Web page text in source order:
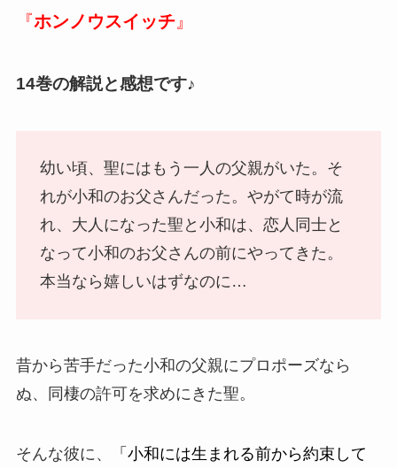
『ホンノウスイッチ』
14巻の解説と感想です♪
幼い頃、聖にはもう一人の父親がいた。そ
れが小和のお父さんだった。やがて時が流
れ、大人になった聖と小和は、恋人同士と
なって小和のお父さんの前にやってきた。
本当なら嬉しいはずなのに…
昔から苦手だった小和の父親にプロポーズなら
ぬ、同棲の許可を求めにきた聖。
そんな彼に、
「小和には生まれる前から約束して